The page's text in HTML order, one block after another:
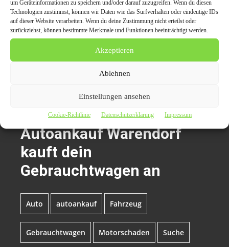
um Geräteinformationen zu speichern und/oder darauf zuzugreifen. Wenn du diesen
Technologien zustimmst, können wir Daten wie das Surfverhalten oder eindeutige IDs
auf dieser Website verarbeiten. Wenn du deine Zustimmung nicht erteilst oder
zurückziehst, können bestimmte Merkmale und Funktionen beeinträchtigt werden.
Akzeptieren
Ablehnen
Einstellungen ansehen
Cookie-Richtlinie Datenschutzerklärung Impressum
Der Beitrag
erschien zuerst auf
CarPr.de | Auto News | Automagazin Portale | Auto-PR |
PR Marketing für die Automobilbranche
Autoankauf Warendorf
kauft dein
Gebrauchtwagen an
Auto autoankauf Fahrzeug
Gebrauchtwagen Motorschaden Suche